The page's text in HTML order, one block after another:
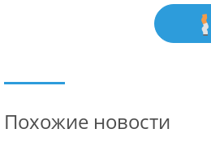
Похожие новости